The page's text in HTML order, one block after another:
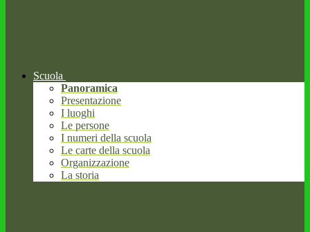
Scuola
Panoramica
Presentazione
I luoghi
Le persone
I numeri della scuola
Le carte della scuola
Organizzazione
La storia